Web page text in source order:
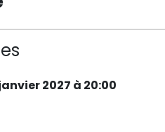
2027 à 20:00